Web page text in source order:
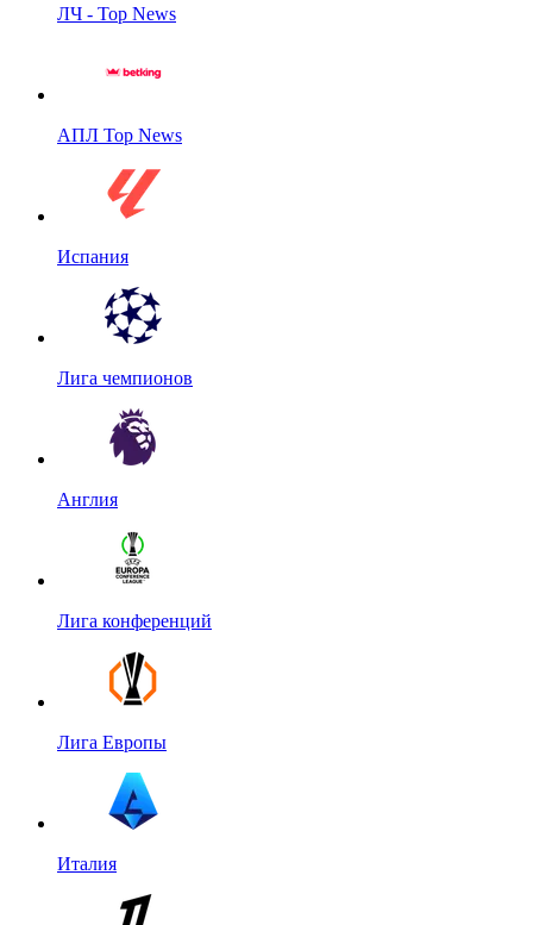
ЛЧ - Top News
АПЛ Top News
Испания
Лига чемпионов
Англия
Лига конференций
Лига Европы
Италия